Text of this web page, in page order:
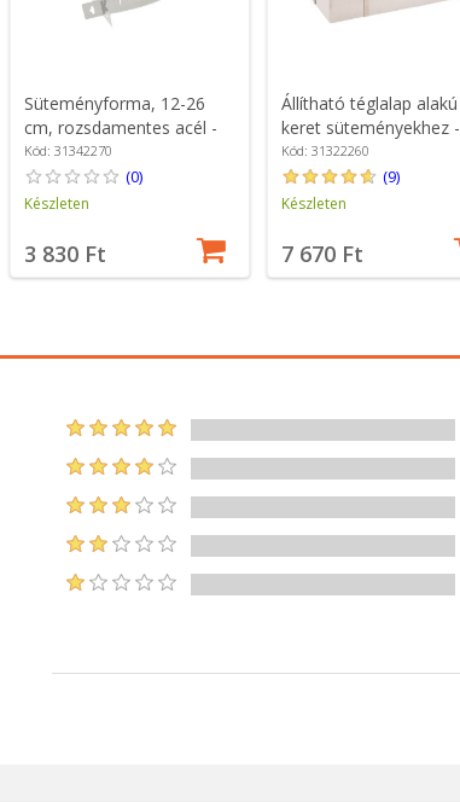
Süteményforma, 12-26
cm, rozsdamentes acél -
Westmark
Kód: 31342270
(0)
Készleten
3 830 Ft
Állítható téglalap alakú
keret süteményekhez -
Westmark
Kód: 31322260
(9)
Készleten
7 670 Ft